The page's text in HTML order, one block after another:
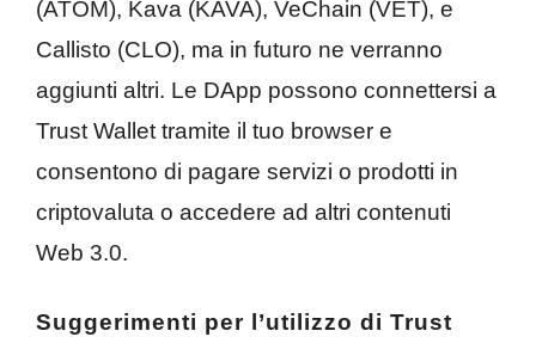
(ATOM), Kava (KAVA), VeChain (VET), e
Callisto (CLO), ma in futuro ne verranno
aggiunti altri. Le DApp possono connettersi a
Trust Wallet tramite il tuo browser e
consentono di pagare servizi o prodotti in
criptovaluta o accedere ad altri contenuti
Web 3.0.
Suggerimenti per l’utilizzo di Trust